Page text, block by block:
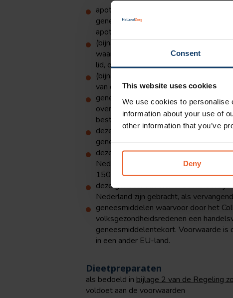
Consent
This website uses cookies
We use cookies to personalise
information about your use of
other information that you’ve
Deny
apotheekbereidingen, tenzij het gaat
geneesmiddel dat niet is opgenomen
apotheekbereidingen die:
(bijna) gelijkwaardig zijn aan een
waarover volgens bijlage 1 en 3 bij
lid, onderdeel a, van het Besluit
(bijna) gelijkwaardig zijn aan een
van de Regeling zorgverzekering, als
geneesmiddelen die, na vooraf
overeenkomstig bij ministeriële
bestelling op initiatief van een arts, die
deze geneesmiddelen in Nederland
geneesmiddelen op grond van de
deze geneesmiddelen in de handel
Nederland worden gebracht, als u aan
150.000 inwoners;
deze geneesmiddelen in de handel
Nederland zijn gebracht, als
geneesmiddelen waarvoor door het
volksgezondheidsredenen een
geneesmiddelentekort. Voorwaarde is
in een ander EU-land.
Dieetpreparaten
als bedoeld in bijlage 2 van de Regeling
voldoet aan de voorwaarden